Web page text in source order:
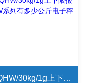
中国台湾惠而邦QHW/30kg/1g上下限报警电子秤 台衡QHW系列有多少公斤电子秤